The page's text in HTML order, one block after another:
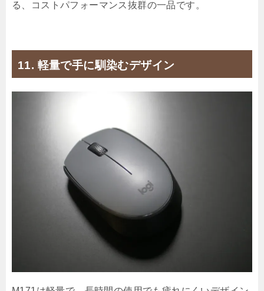
る、コストパフォーマンス抜群の一品です。
11. 軽量で手に馴染むデザイン